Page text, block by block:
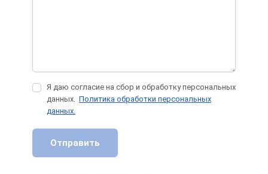
Я даю согласие на сбор и обработку персональных
данных. Политика обработки персональных
данных.
Отправить